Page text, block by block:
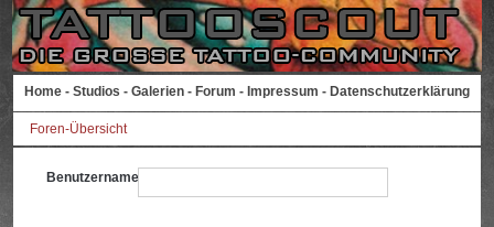
Home - Studios - Galerien - Forum - Impressum - Datenschutzerklärung
Foren-Übersicht
Benutzername: